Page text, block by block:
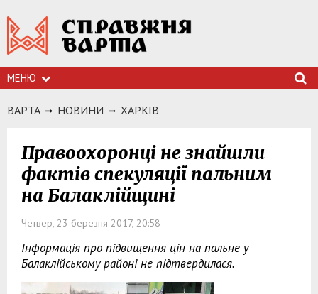
МЕНЮ
ВАРТА НОВИНИ ХАРКIВ
Правоохоронці не знайшли
фактів спекуляції пальним
на Балаклійщині
Четвер, 23 березня 2017, 20:58
Інформація про підвищення цін на пальне у
Балаклійському районі не підтвердилася.